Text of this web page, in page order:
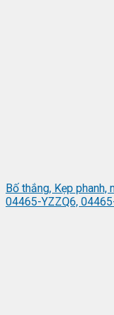
Bố thắng, Kẹp
04465-YZZQ6,